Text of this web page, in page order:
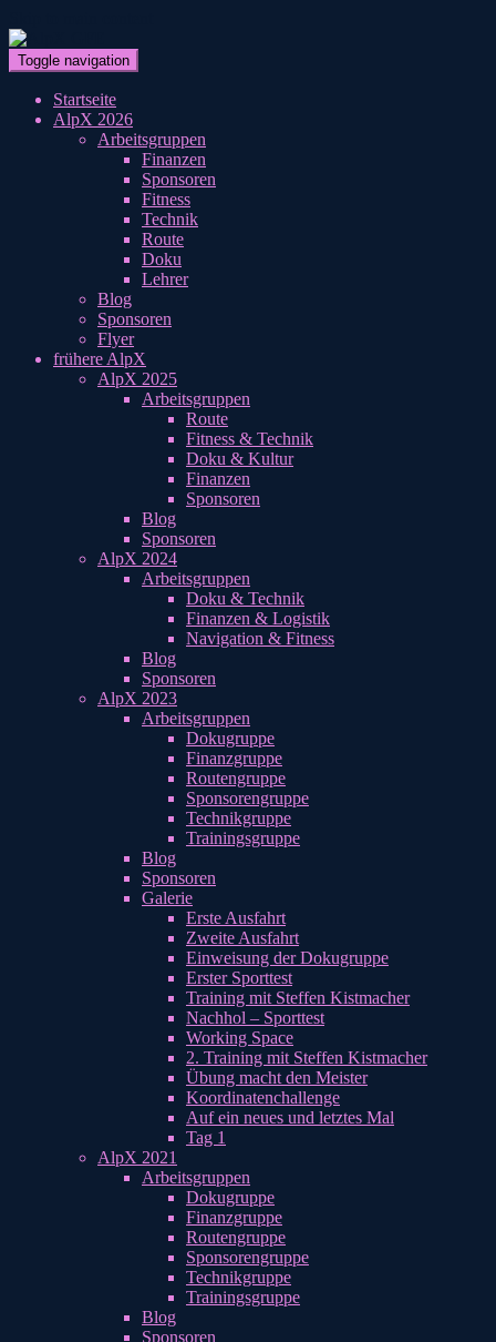
Toggle navigation
Startseite
AlpX 2026
Arbeitsgruppen
Finanzen
Sponsoren
Fitness
Technik
Route
Doku
Lehrer
Blog
Sponsoren
Flyer
frühere AlpX
AlpX 2025
Arbeitsgruppen
Route
Fitness & Technik
Doku & Kultur
Finanzen
Sponsoren
Blog
Sponsoren
AlpX 2024
Arbeitsgruppen
Doku & Technik
Finanzen & Logistik
Navigation & Fitness
Blog
Sponsoren
AlpX 2023
Arbeitsgruppen
Dokugruppe
Finanzgruppe
Routengruppe
Sponsorengruppe
Technikgruppe
Trainingsgruppe
Blog
Sponsoren
Galerie
Erste Ausfahrt
Zweite Ausfahrt
Einweisung der Dokugruppe
Erster Sporttest
Training mit Steffen Kistmacher
Nachhol – Sporttest
Working Space
2. Training mit Steffen Kistmacher
Übung macht den Meister
Koordinatenchallenge
Auf ein neues und letztes Mal
Tag 1
AlpX 2021
Arbeitsgruppen
Dokugruppe
Finanzgruppe
Routengruppe
Sponsorengruppe
Technikgruppe
Trainingsgruppe
Blog
Sponsoren